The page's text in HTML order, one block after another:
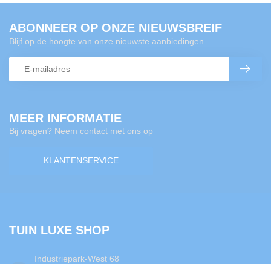
MEER INFORMATIE
Bij vragen? Neem contact met ons op
KLANTENSERVICE
ABONNEER OP ONZE NIEUWSBREIF
Blijf op de hoogte van onze nieuwste aanbiedingen
TUIN LUXE SHOP
Industriepark-West 68